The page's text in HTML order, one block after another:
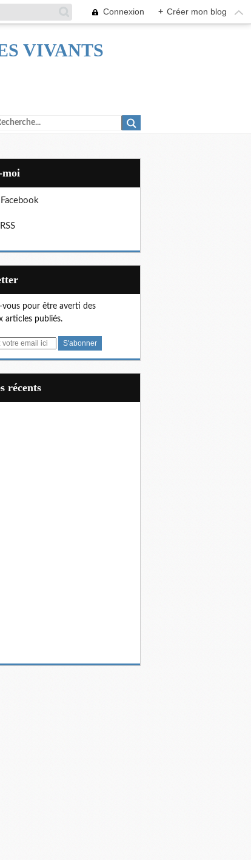
Connexion + Créer mon blog
VIVANTS
moi
vous pour être averti des
articles publiés.
récents